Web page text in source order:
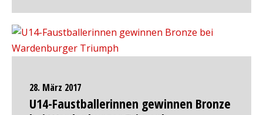
28. März 2017
U14-Faustballerinnen gewinnen Bronze